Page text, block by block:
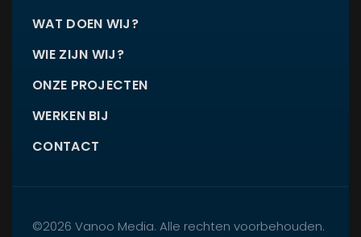
WAT DOEN WIJ?
WIE ZIJN WIJ?
ONZE PROJECTEN
WERKEN BIJ
CONTACT
©2026 Vanoo Media. Alle rechten voorbehouden.